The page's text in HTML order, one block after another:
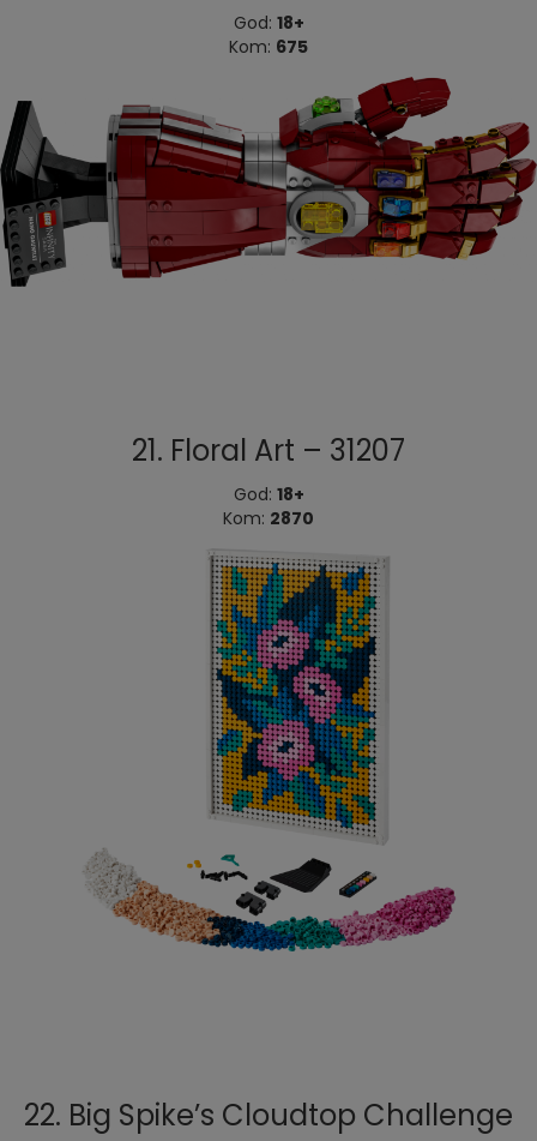
God: 18+
Kom: 675
21. Floral Art – 31207
God: 18+
Kom: 2870
22. Big Spike’s Cloudtop Challenge